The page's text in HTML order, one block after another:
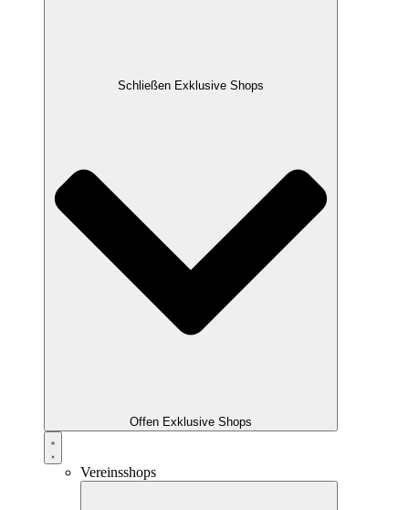
Schließen Exklusive Shops
Offen Exklusive Shops
Vereinsshops